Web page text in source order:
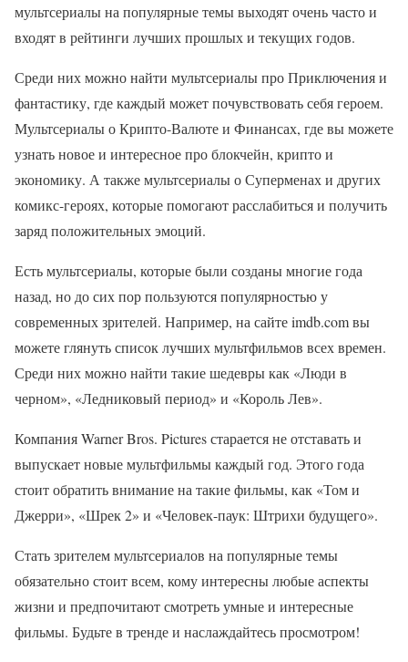
мультсериалы на популярные темы выходят очень часто и
входят в рейтинги лучших прошлых и текущих годов.
Среди них можно найти мультсериалы про Приключения и
фантастику, где каждый может почувствовать себя героем.
Мультсериалы о Крипто-Валюте и Финансах, где вы можете
узнать новое и интересное про блокчейн, крипто и
экономику. А также мультсериалы о Суперменах и других
комикс-героях, которые помогают расслабиться и получить
заряд положительных эмоций.
Есть мультсериалы, которые были созданы многие года
назад, но до сих пор пользуются популярностью у
современных зрителей. Например, на сайте imdb.com вы
можете глянуть список лучших мультфильмов всех времен.
Среди них можно найти такие шедевры как «Люди в
черном», «Ледниковый период» и «Король Лев».
Компания Warner Bros. Pictures старается не отставать и
выпускает новые мультфильмы каждый год. Этого года
стоит обратить внимание на такие фильмы, как «Том и
Джерри», «Шрек 2» и «Человек-паук: Штрихи будущего».
Стать зрителем мультсериалов на популярные темы
обязательно стоит всем, кому интересны любые аспекты
жизни и предпочитают смотреть умные и интересные
фильмы. Будьте в тренде и наслаждайтесь просмотром!